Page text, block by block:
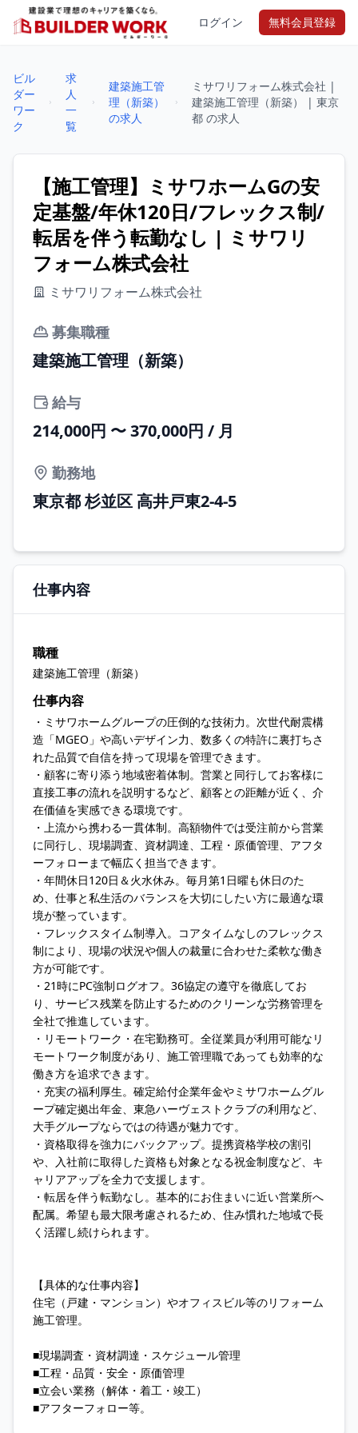
ログイン 無料会員登録
ビル
ダー
ワー
ク
求
人
一
覧
建築施工管
理（新築）
の求人
ミサワリフォーム株式会社 |
建築施工管理（新築） | 東京
都 の求人
【施工管理】ミサワホームGの安
定基盤/年休120日/フレックス制/
転居を伴う転勤なし | ミサワリ
フォーム株式会社
ミサワリフォーム株式会社
募集職種
建築施工管理（新築）
給与
214,000円 〜 370,000円 / 月
勤務地
東京都 杉並区 高井戸東2-4-5
仕事内容
職種
建築施工管理（新築）
仕事内容
・ミサワホームグループの圧倒的な技術力。次世代耐震構
造「MGEO」や高いデザイン力、数多くの特許に裏打ちさ
れた品質で自信を持って現場を管理できます。
・顧客に寄り添う地域密着体制。営業と同行してお客様に
直接工事の流れを説明するなど、顧客との距離が近く、介
在価値を実感できる環境です。
・上流から携わる一貫体制。高額物件では受注前から営業
に同行し、現場調査、資材調達、工程・原価管理、アフタ
ーフォローまで幅広く担当できます。
・年間休日120日＆火水休み。毎月第1日曜も休日のた
め、仕事と私生活のバランスを大切にしたい方に最適な環
境が整っています。
・フレックスタイム制導入。コアタイムなしのフレックス
制により、現場の状況や個人の裁量に合わせた柔軟な働き
方が可能です。
・21時にPC強制ログオフ。36協定の遵守を徹底してお
り、サービス残業を防止するためのクリーンな労務管理を
全社で推進しています。
・リモートワーク・在宅勤務可。全従業員が利用可能なリ
モートワーク制度があり、施工管理職であっても効率的な
働き方を追求できます。
・充実の福利厚生。確定給付企業年金やミサワホームグル
ープ確定拠出年金、東急ハーヴェストクラブの利用など、
大手グループならではの待遇が魅力です。
・資格取得を強力にバックアップ。提携資格学校の割引
や、入社前に取得した資格も対象となる祝金制度など、キ
ャリアアップを全力で支援します。
・転居を伴う転勤なし。基本的にお住まいに近い営業所へ
配属。希望も最大限考慮されるため、住み慣れた地域で長
く活躍し続けられます。
【具体的な仕事内容】
住宅（戸建・マンション）やオフィスビル等のリフォーム
施工管理。
■現場調査・資材調達・スケジュール管理
■工程・品質・安全・原価管理
■立会い業務（解体・着工・竣工）
■アフターフォロー等。